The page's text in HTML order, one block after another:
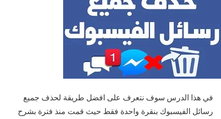
في هذا الدرس سوف نتعرف على افضل طريقة لحذف جميع
رسائل الفيسبوك بنقرة واحدة فقط حيث قمت منذ فترة بشرح